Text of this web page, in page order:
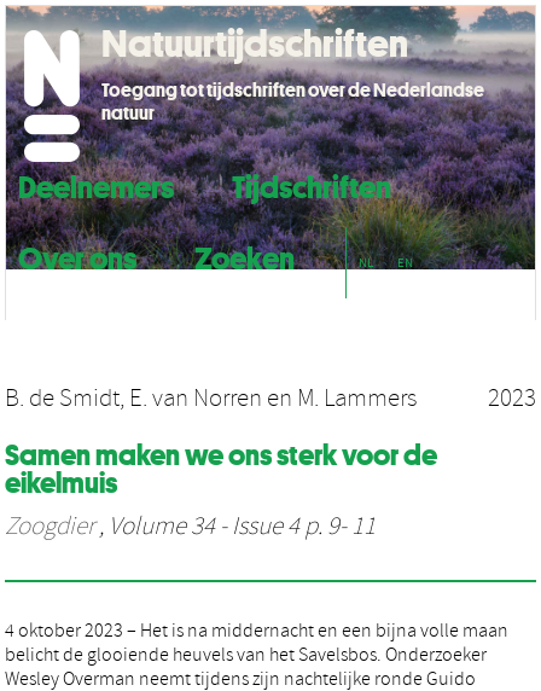
Deelnemers
Tijdschriften
Over ons
Zoeken NL EN
Natuurtijdschriften
Toegang tot tijdschriften over de Nederlandse
natuur
B. de Smidt, E. van Norren en M. Lammers 2023
Samen maken we ons sterk voor de
eikelmuis
Zoogdier, Volume 34 - Issue 4 p. 9- 11
4 oktober 2023 – Het is na middernacht en een bijna volle maan
belicht de glooiende heuvels van het Savelsbos. Onderzoeker
Wesley Overman neemt tijdens zijn nachtelijke ronde Guido